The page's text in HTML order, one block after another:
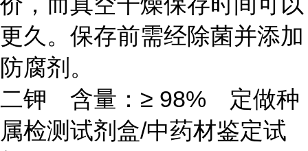
更久。保存前需经除菌并添加
防腐剂。
二钾 含量： ≥ 98% 定做种
属检测试剂盒/中药材鉴定试